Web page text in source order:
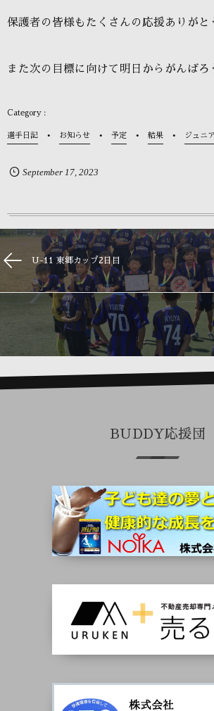
保護者の皆様もたくさんの応援ありがと
また次の目標に向けて明日からがんばろ
選手日記 お知らせ 予定 結果 ジュニア
September 17, 2023
U-11 東郷カップ2日目
BUDDY応援団